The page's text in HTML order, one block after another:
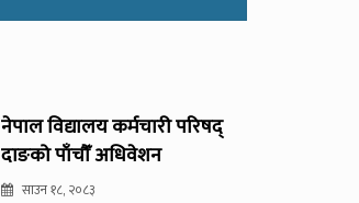
नेपाल विद्यालय कर्मचारी परिषद्
दाङको पाँचौँ अधिवेशन
साउन १८, २०८३